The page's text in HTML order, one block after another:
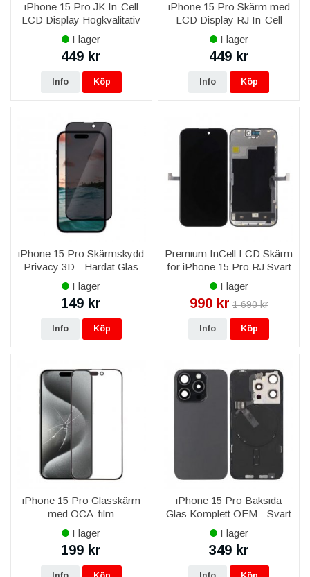
iPhone 15 Pro JK In-Cell
LCD Display Högkvalitativ
Svart
I lager
449 kr
Info Köp
iPhone 15 Pro Skärm med
LCD Display RJ In-Cell
I lager
449 kr
Info Köp
iPhone 15 Pro Skärmskydd
Privacy 3D - Härdat Glas
I lager
149 kr
Info Köp
Premium InCell LCD Skärm
för iPhone 15 Pro RJ Svart
med Flyttbar IC
I lager
990 kr 1 690 kr
Info Köp
iPhone 15 Pro Glasskärm
med OCA-film
I lager
199 kr
iPhone 15 Pro Baksida
Glas Komplett OEM - Svart
I lager
349 kr